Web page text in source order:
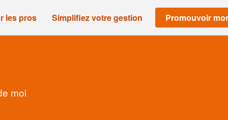
les pros Simplifiez votre gestion Promouvoir
moi